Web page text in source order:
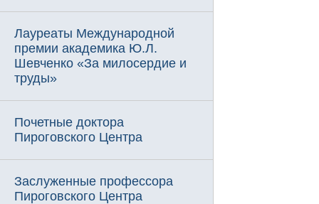
Лауреаты Международной
премии академика Ю.Л.
Шевченко «За милосердие и
труды»
Почетные доктора
Пироговского Центра
Заслуженные профессора
Пироговского Центра